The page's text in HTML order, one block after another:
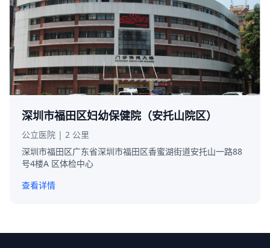
深圳市福田区妇幼保健院（安托山院区）
公立医院 | 2 公里
深圳市福田区广东省深圳市福田区香蜜湖街道安托山一路88
号4楼A 区体检中心
查看详情